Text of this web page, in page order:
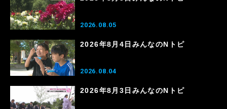
2026.08.05
2026年8月4日みんなのNトピ
2026.08.04
2026年8月3日みんなのNトピ